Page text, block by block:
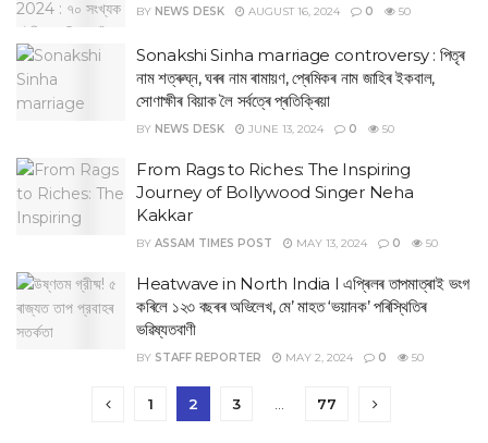
BY NEWS DESK AUGUST 16, 2024 0 50
Sonakshi Sinha marriage controversy : পিতৃৰ
নাম শত্ৰুঘ্ন, ঘৰৰ নাম ৰামায়ণ, প্ৰেমিকৰ নাম জাহিৰ ইকবাল,
সোণাক্ষীৰ বিয়াক লৈ সৰ্বত্ৰে প্ৰতিক্ৰিয়া
BY NEWS DESK JUNE 13, 2024 0 50
From Rags to Riches: The Inspiring
Journey of Bollywood Singer Neha
Kakkar
BY ASSAM TIMES POST MAY 13, 2024 0 50
Heatwave in North India I এপ্ৰিলৰ তাপমাত্ৰাই ভংগ
কৰিলে ১২৩ বছৰৰ অভিলেখ, মে’ মাহত ‘ভয়ানক’ পৰিস্থিতিৰ
ভৱিষ্যতবাণী
BY STAFF REPORTER MAY 2, 2024 0 50
1 2 3 77